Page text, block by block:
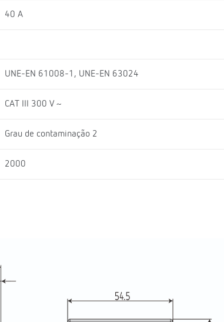
40 A
UNE-EN 61008-1, UNE-EN 63024
CAT III 300 V ~
Grau de contaminação 2
2000